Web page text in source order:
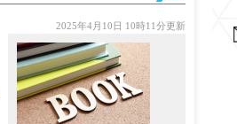
2025年4月10日 10時11分更新